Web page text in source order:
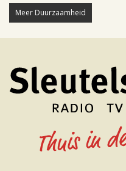
Meer Duurzaamheid